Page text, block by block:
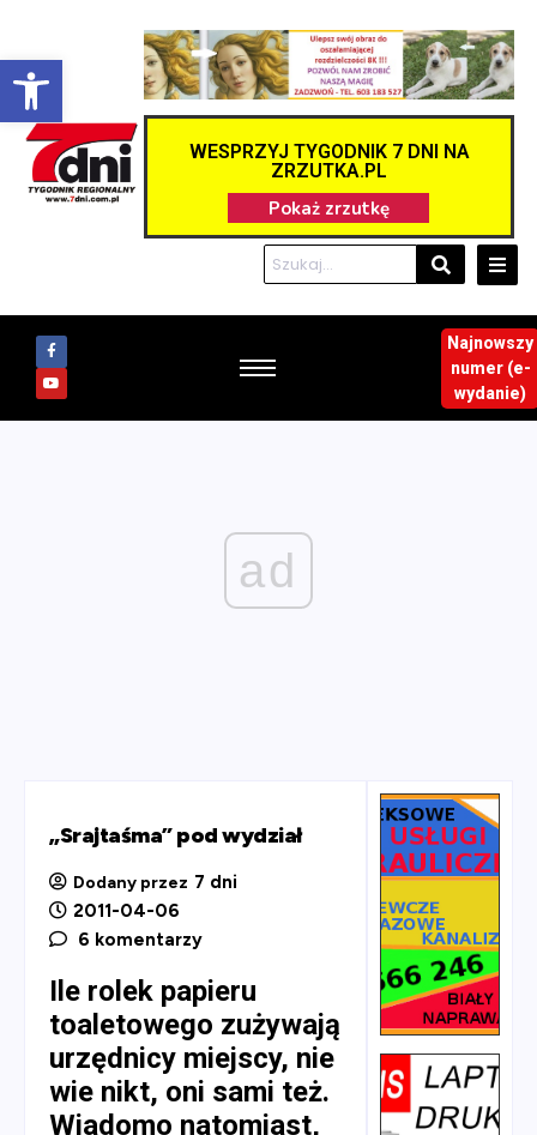
Otwórz pasek narzędzi
WESPRZYJ TYGODNIK 7 DNI NA
ZRZUTKA.PL
Najnowszy
numer (e-
wydanie)
ad
„Srajtaśma” pod wydział
Dodany przez 7 dni
2011-04-06
6 komentarzy
Ile rolek papieru
toaletowego zużywają
urzędnicy miejscy, nie
wie nikt, oni sami też.
Wiadomo natomiast,